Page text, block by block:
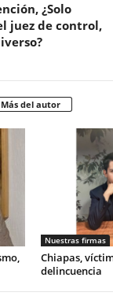
¿Solo
juez de control,
Más del autor
Nuestras firmas
Chiapas,
delincuencia